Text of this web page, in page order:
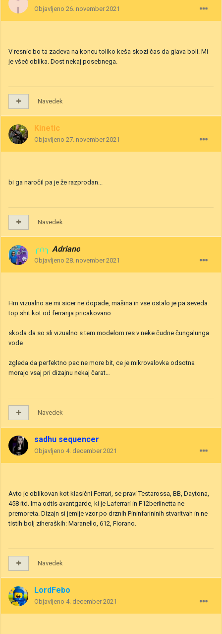
Objavljeno 26. november 2021
V resnic bo ta zadeva na koncu toliko keša skozi čas da glava boli. Mi
je všeč oblika. Dost nekaj posebnega.
Navedek
Kinetic
Objavljeno 27. november 2021
bi ga naročil pa je že razprodan...
Navedek
╭∩╮ Adriano
Objavljeno 28. november 2021
Hm vizualno se mi sicer ne dopade, mašina in vse ostalo je pa seveda
top shit kot od ferrarija pricakovano
skoda da so sli vizualno s tem modelom res v neke čudne čungalunga
vode
zgleda da perfektno pac ne more bit, ce je mikrovalovka odsotna
morajo vsaj pri dizajnu nekaj čarat…
Navedek
sadhu sequencer
Objavljeno 4. december 2021
Avto je oblikovan kot klasični Ferrari, se pravi Testarossa, BB, Daytona,
458 itd. Ima odtis avantgarde, ki je Laferrari in F12berlinetta ne
premoreta. Dizajn si jemlje vzor po drznih Pininfarininih stvaritvah in ne
tistih bolj ziheraških: Maranello, 612, Fiorano.
Navedek
LordFebo
Objavljeno 4. december 2021